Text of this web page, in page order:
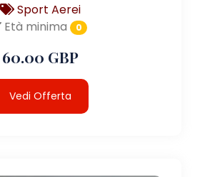
Sport Aerei
Età minima
0
60.00 GBP
Vedi Offerta